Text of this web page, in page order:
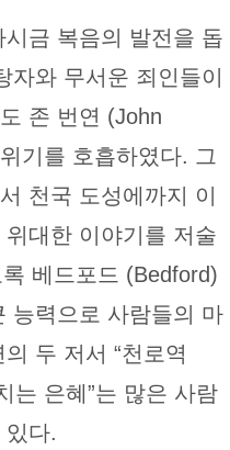
금 복음의 발전을 돕
와 무서운 죄인들이
존 번연 (John
기를 호흡하였다. 그
천국 도성에까지 이
대한 이야기를 저술
베드포드 (Bedford)
능력으로 사람들의 마
두 저서 “천로역
는 은혜”는 많은 사람
있다.